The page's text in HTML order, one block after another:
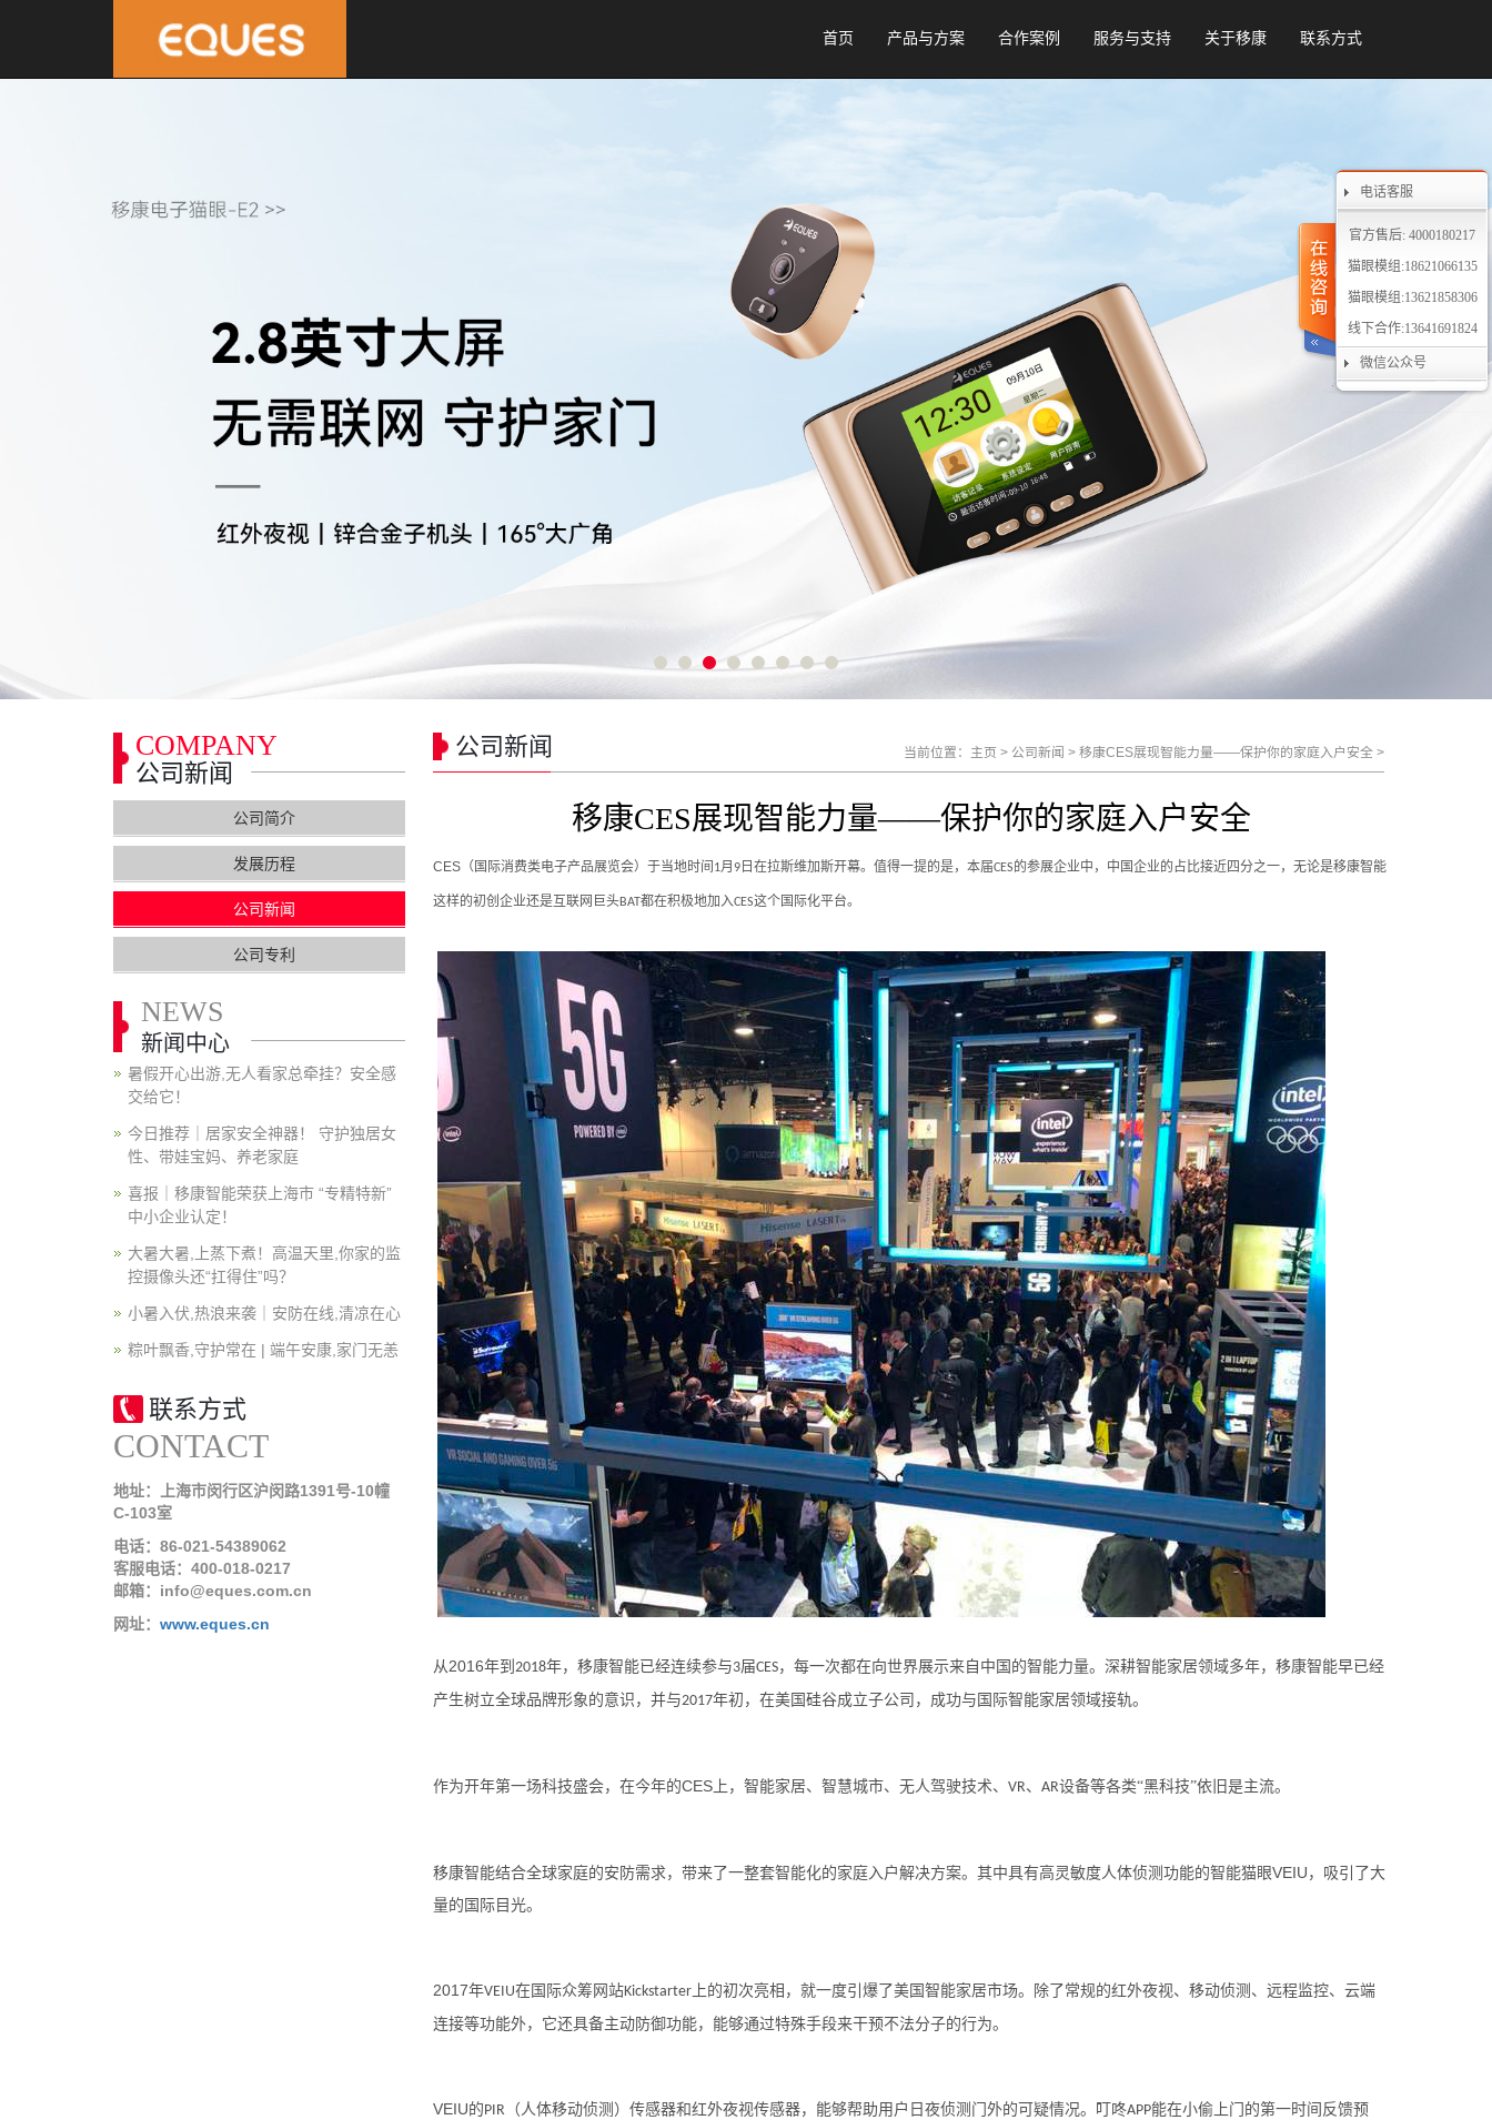
电话客服
官方售后: 4000180217
猫眼模组:18621066135
猫眼模组:13621858306
线下合作:13641691824
微信公众号
首页 产品与方案 合作案例 服务与支持 关于移康 联系方式
公司新闻 当前位置： 主页 > 公司新闻 > 移康CES展现智能力量——保护你的家庭入户安全 >
移康CES展现智能力量——保护你的家庭入户安全
CES（国际消费类电子产品展览会）于当地时间 1月 9日在拉斯维加斯开幕。值得一提的是，本届CES的参展企业中，中国企业的占比接近四分之一，无论是移康智能
这样的初创企业还是互联网巨头BAT都在积极地加入CES这个国际化平台。
从2016年到 2018年，移康智能已经连续参与3届CES，每一次都在向世界展示来自中国的智能力量。深耕智能家居领域多年，移康智能早已经
产生树立全球品牌形象的意识，并与2017年初，在美国硅谷成立子公司，成功与国际智能家居领域接轨。
作为开年第一场科技盛会，在今年的CES上，智能家居、智慧城市、无人驾驶技术、 VR、 AR设备等各类“黑科技”依旧是主流。
移康智能结合全球家庭的安防需求，带来了一整套智能化的家庭入户解决方案。其中具有高灵敏度人体侦测功能的智能猫眼VEIU ，吸引了大
量的国际目光。
2017年VEIU在国际众筹网站Kickstarter上的初次亮相，就一度引爆了美国智能家居市场。除了常规的红外夜视、移动侦测、远程监控、云端
连接等功能外，它还具备主动防御功能，能够通过特殊手段来干预不法分子的行为。
VEIU的PIR （人体移动侦测）传感器和红外夜视传感器，能够帮助用户日夜侦测门外的可疑情况。叮咚APP能在小偷上门的第一时间反馈预
COMPANY
公司新闻
公司简介
发展历程
公司新闻
公司专利
NEWS
新闻中心
暑假开心出游,无人看家总牵挂？安全感
交给它！
今日推荐｜居家安全神器！ 守护独居女
性、带娃宝妈、养老家庭
喜报｜移康智能荣获上海市 “专精特新”
中小企业认定！
大暑大暑,上蒸下煮！高温天里,你家的监
控摄像头还“扛得住”吗？
小暑入伏,热浪来袭｜安防在线,清凉在心
粽叶飘香,守护常在 | 端午安康,家门无恙
联系方式
CONTACT
地址：上海市闵行区沪闵路1391号-10幢
C-103室
电话：86-021-54389062
客服电话：400-018-0217
邮箱：info@eques.com.cn
网址： www.eques.cn